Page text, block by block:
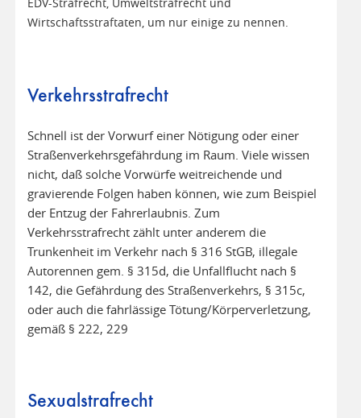
EDV-Strafrecht, Umweltstrafrecht und
Wirtschaftsstraftaten, um nur einige zu nennen.
Verkehrsstrafrecht
Schnell ist der Vorwurf einer Nötigung oder einer
Straßenverkehrsgefährdung im Raum. Viele wissen
nicht, daß solche Vorwürfe weitreichende und
gravierende Folgen haben können, wie zum Beispiel
der Entzug der Fahrerlaubnis. Zum
Verkehrsstrafrecht zählt unter anderem die
Trunkenheit im Verkehr nach § 316 StGB, illegale
Autorennen gem. § 315d, die Unfallflucht nach §
142, die Gefährdung des Straßenverkehrs, § 315c,
oder auch die fahrlässige Tötung/Körperverletzung,
gemäß § 222, 229
Sexualstrafrecht